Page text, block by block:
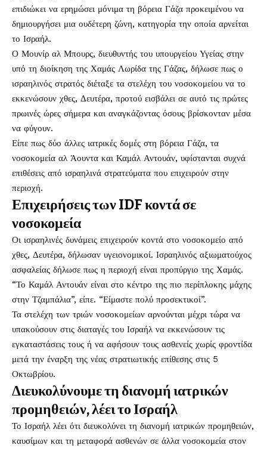
επιδιώκει να ερημώσει μόνιμα τη βόρεια Γάζα προκειμένου να
δημιουργήσει μια ουδέτερη ζώνη, κατηγορία την οποία αρνείται
το Ισραήλ.
Ο Μουνίρ αλ Μπουρς, διευθυντής του υπουργείου Υγείας στην
υπό τη διοίκηση της Χαμάς Λωρίδα της Γάζας, δήλωσε πως ο
ισραηλινός στρατός διέταξε τα στελέχη του νοσοκομείου να το
εκκενώσουν χθες, Δευτέρα, προτού εισβάλει σε αυτό τις πρώτες
πρωινές ώρες σήμερα και αναγκάζοντας όσους βρίσκονταν μέσα
να φύγουν.
Είπε πως δύο άλλες ιατρικές δομές στη βόρεια Γάζα, τα
νοσοκομεία αλ Άουντα και Καμάλ Αντουάν, υφίστανται συχνά
επιθέσεις από ισραηλινά στρατεύματα που επιχειρούν στην
περιοχή.
Επιχειρήσεις των IDF κοντά σε
νοσοκομεία
Οι ισραηλινές δυνάμεις επιχειρούν κοντά στο νοσοκομείο από
χθες, Δευτέρα, δήλωσαν υγειονομικοί. Ισραηλινός αξιωματούχος
ασφαλείας δήλωσε πως η περιοχή είναι προπύργιο της Χαμάς.
“Το Καμάλ Αντουάν είναι στο κέντρο της πιο περίπλοκης μάχης
στην Τζαμπάλια”, είπε. “Είμαστε πολύ προσεκτικοί”.
Τα στελέχη των τριών νοσοκομείων αρνούνται μέχρι τώρα να
υπακούσουν στις διαταγές του Ισραήλ να εκκενώσουν τις
εγκαταστάσεις τους ή να αφήσουν τους ασθενείς χωρίς φροντίδα
μετά την έναρξη της νέας στρατιωτικής επίθεσης στις 5
Οκτωβρίου.
Διευκολύνουμε τη διανομή ιατρικών
προμηθειών, λέει το Ισραήλ
Το Ισραήλ λέει ότι διευκολύνει τη διανομή ιατρικών προμηθειών,
καυσίμων και τη μεταφορά ασθενών σε άλλα νοσοκομεία στον